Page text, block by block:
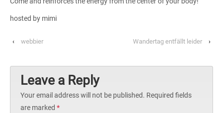
hosted by mimi
‹ webbier Wandertag entfällt leider ›
Leave a Reply
Your email address will not be published. Required fields
are marked *